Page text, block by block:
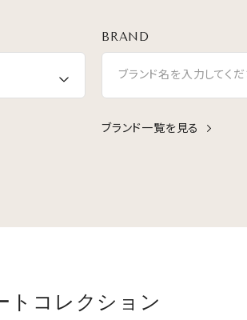
BRAND
ブランド名を入力してく
ブランド一覧を見る
トコレクション